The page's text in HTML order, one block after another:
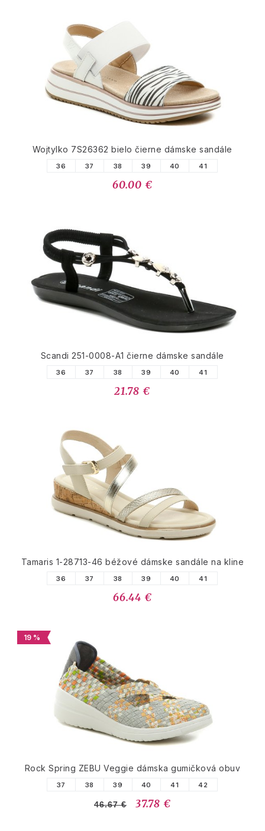
Wojtylko 7S26362 bielo čierne dámske sandále
36 37 38 39 40 41
60.00 €
Scandi 251-0008-A1 čierne dámske sandále
36 37 38 39 40 41
21.78 €
Tamaris 1-28713-46 béžové dámske sandále na kline
36 37 38 39 40 41
66.44 €
19 %
Rock Spring ZEBU Veggie dámska gumičková obuv
37 38 39 40 41 42
46.67 € 37.78 €